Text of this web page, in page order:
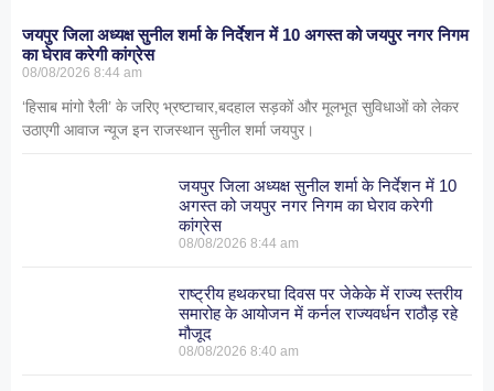
जयपुर जिला अध्यक्ष सुनील शर्मा के निर्देशन में 10 अगस्त को जयपुर नगर निगम
का घेराव करेगी कांग्रेस
08/08/2026 8:44 am
‘हिसाब मांगो रैली’ के जरिए भ्रष्टाचार,बदहाल सड़कों और मूलभूत सुविधाओं को लेकर
उठाएगी आवाज न्यूज इन राजस्थान सुनील शर्मा जयपुर।
जयपुर जिला अध्यक्ष सुनील शर्मा के निर्देशन में 10
अगस्त को जयपुर नगर निगम का घेराव करेगी
कांग्रेस
08/08/20268:44 am
राष्ट्रीय हथकरघा दिवस पर जेकेके में राज्य स्तरीय
समारोह के आयोजन में कर्नल राज्यवर्धन राठौड़ रहे
मौजूद
08/08/20268:40 am